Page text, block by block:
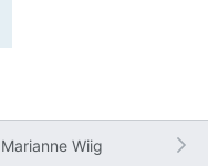
Marianne Wiig